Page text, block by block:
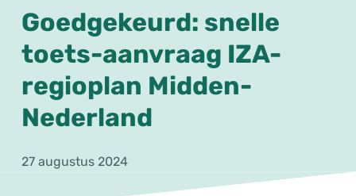
Goedgekeurd: snelle
toets-aanvraag IZA-
regioplan Midden-
Nederland
27 augustus 2024